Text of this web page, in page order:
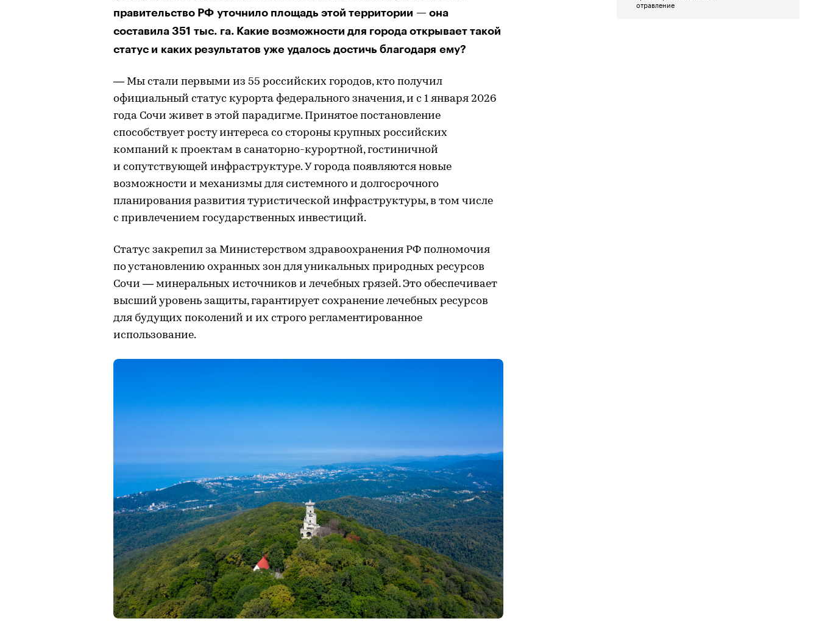
правительство РФ уточнило площадь этой территории — она
составила 351 тыс. га. Какие возможности для города открывает такой
статус и каких результатов уже удалось достичь благодаря ему?
— Мы стали первыми из 55 российских городов, кто получил
официальный статус курорта федерального значения, и с 1 января 2026
года Сочи живет в этой парадигме. Принятое постановление
способствует росту интереса со стороны крупных российских
компаний к проектам в санаторно-курортной, гостиничной
и сопутствующей инфраструктуре. У города появляются новые
возможности и механизмы для системного и долгосрочного
планирования развития туристической инфраструктуры, в том числе
с привлечением государственных инвестиций.
Статус закрепил за Министерством здравоохранения РФ полномочия
по установлению охранных зон для уникальных природных ресурсов
Сочи — минеральных источников и лечебных грязей. Это обеспечивает
высший уровень защиты, гарантирует сохранение лечебных ресурсов
для будущих поколений и их строго регламентированное
использование.
отравление